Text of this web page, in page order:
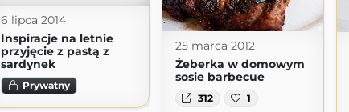
6 lipca 2014
Inspiracje na letnie
przyjęcie z pastą z
sardynek
Prywatny
25 marca 2012
Żeberka w domowym
sosie barbecue
312 1